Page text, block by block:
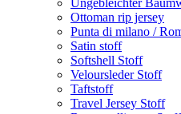
Ungebleichter
Ottoman rip jersey
Punta di milano /
Satin stoff
Softshell Stoff
Veloursleder Stoff
Taftstoff
Travel Jersey Stoff